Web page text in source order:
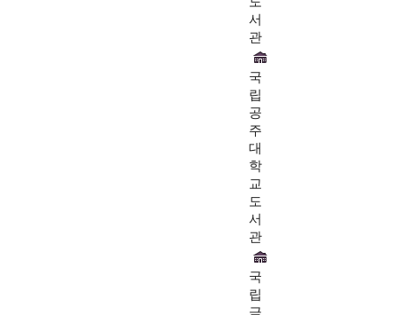
서
관
국
립
공
주
대
학
교
도
서
관
국
립